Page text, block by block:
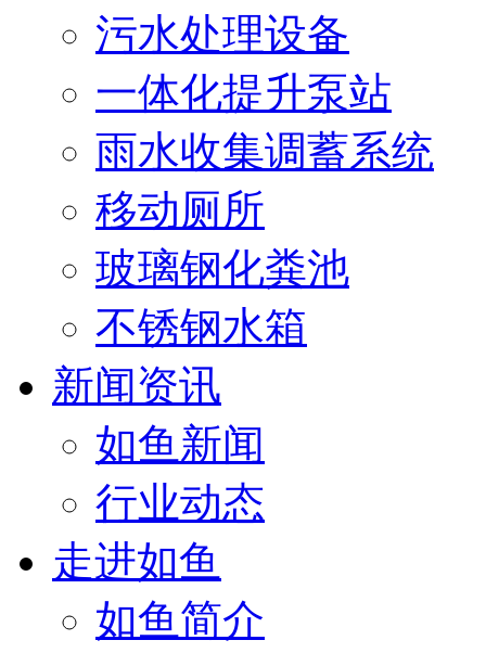
污水处理设备
一体化提升泵站
雨水收集调蓄系统
移动厕所
玻璃钢化粪池
不锈钢水箱
新闻资讯
如鱼新闻
行业动态
走进如鱼
如鱼简介